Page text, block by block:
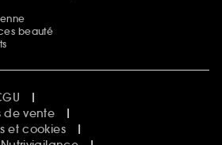
beauté
de vente
et cookies